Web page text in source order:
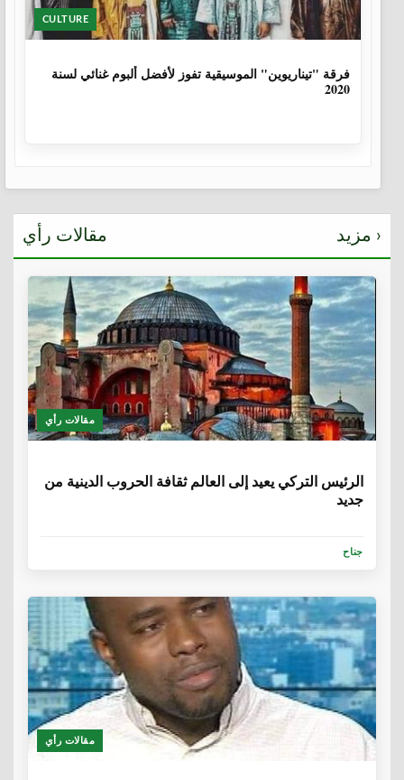
CULTURE
فرقة "تيناريوين" الموسيقية تفوز لأفضل ألبوم غنائي لسنة
2020
مقالات رأي مزيد ›
مقالات رأي
الرئيس التركي يعيد إلى العالم ثقافة الحروب الدينية من
جديد
جناح
مقالات رأي